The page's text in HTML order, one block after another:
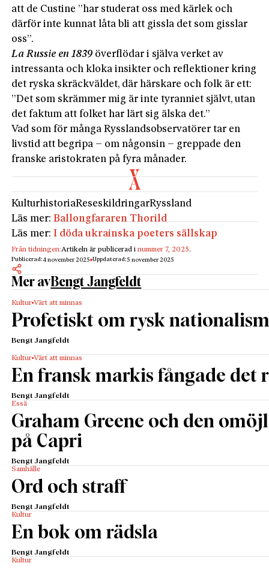
att de Custine ”har studerat oss med kärlek och
därför inte kunnat låta bli att gissla det som gisslar
oss”.
La Russie en 1839 överflödar i själva verket av
intressanta och kloka insikter och reflektioner kring
det ryska skräckväldet, där härskare och folk är ett:
”Det som skrämmer mig är inte tyranniet självt, utan
det faktum att folket har lärt sig älska det.”
Vad som för många Rysslandsobservatörer tar en
livstid att begripa – om någonsin – greppade den
franske aristokraten på fyra månader.
KulturhistoriaReseskildringarRyssland
Läs mer:Ballongfararen Thorild
Läs mer:I döda ukrainska poeters sällskap
Från tidningen:Artikeln är publicerad inummer 7, 2025.
Publicerad:4 november 2025 Uppdaterad:5 november 2025
Mer avBengt Jangfeldt
Kultur Värt att minnas
Profetiskt om rysk
Bengt Jangfeldt
Kultur Värt att minnas
En fransk markis fångade det
Bengt Jangfeldt
Essä
Graham Greene och den
på Capri
Bengt Jangfeldt
Samhälle
Ord och straff
Bengt Jangfeldt
Kultur
En bok om rädsla
Bengt Jangfeldt
Kultur